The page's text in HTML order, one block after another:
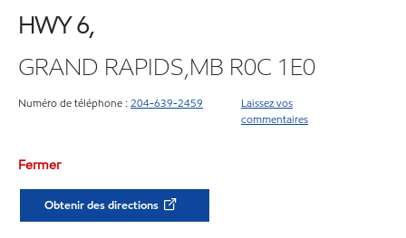
HWY 6,
GRAND RAPIDS,MB R0C 1E0
Numéro de téléphone : 204-639-2459
Laissez vos
commentaires
Fermer
Obtenir des directions